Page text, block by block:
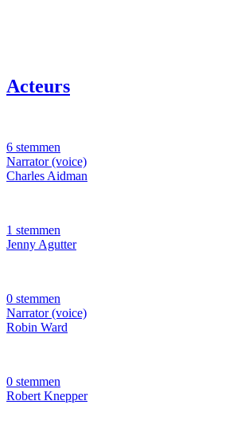
Acteurs
6 stemmen
Narrator (voice)
Charles Aidman
1 stemmen
Jenny Agutter
0 stemmen
Narrator (voice)
Robin Ward
0 stemmen
Robert Knepper